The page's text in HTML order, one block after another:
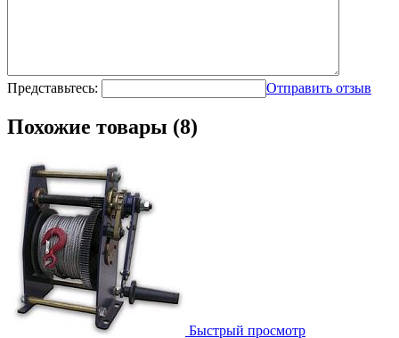
Представьтесь: Отправить отзыв
Похожие товары (8)
Быстрый просмотр